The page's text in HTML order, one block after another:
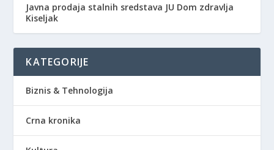
Javna prodaja stalnih sredstava JU Dom zdravlja
Kiseljak
KATEGORIJE
Biznis & Tehnologija
Crna kronika